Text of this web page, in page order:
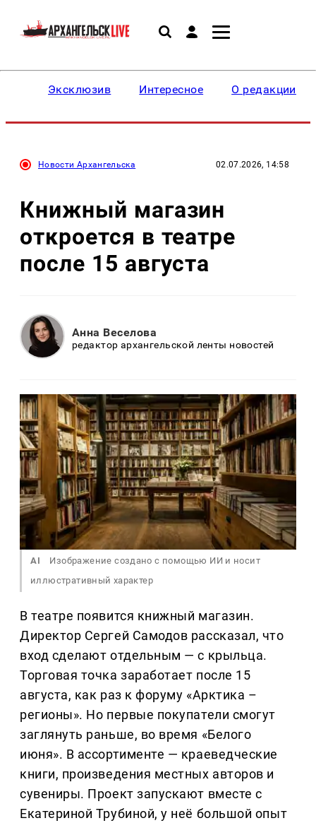
Эксклюзив Интересное О редакции
Новости Архангельска 02.07.2026, 14:58
Книжный магазин
откроется в театре
после 15 августа
Анна Веселова
редактор архангельской ленты новостей
AI
Изображение создано с помощью ИИ и носит
иллюстративный характер
В театре появится книжный магазин.
Директор Сергей Самодов рассказал, что
вход сделают отдельным — с крыльца.
Торговая точка заработает после 15
августа, как раз к форуму «Арктика –
регионы». Но первые покупатели смогут
заглянуть раньше, во время «Белого
июня». В ассортименте — краеведческие
книги, произведения местных авторов и
сувениры. Проект запускают вместе с
Екатериной Трубиной, у неё большой опыт